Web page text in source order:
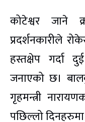
कोटेश्वर जाने
प्रदर्शनकारीले
हस्तक्षेप गर्दा
जनाएको छ।
गृहमन्त्री
पछिल्लो दिनहरुमा